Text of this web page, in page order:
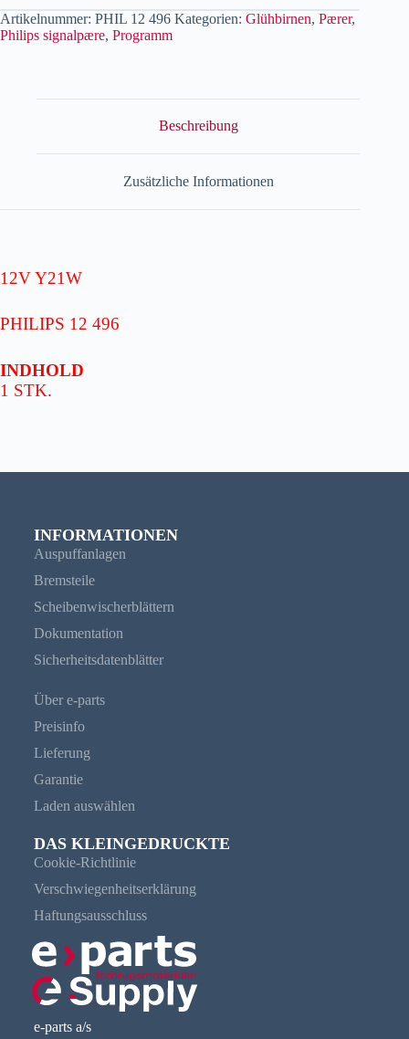
Artikelnummer: PHIL 12 496 Kategorien: Glühbirnen, Pærer,
Philips signalpære, Programm
Beschreibung
Zusätzliche Informationen
12V Y21W
PHILIPS 12 496
INDHOLD
1 STK.
INFORMATIONEN
Auspuffanlagen
Bremsteile
Scheibenwischerblättern
Dokumentation
Sicherheitsdatenblätter
Über e-parts
Preisinfo
Lieferung
Garantie
Laden auswählen
DAS KLEINGEDRUCKTE
Cookie-Richtlinie
Verschwiegenheitserklärung
Haftungsausschluss
e-parts a/s